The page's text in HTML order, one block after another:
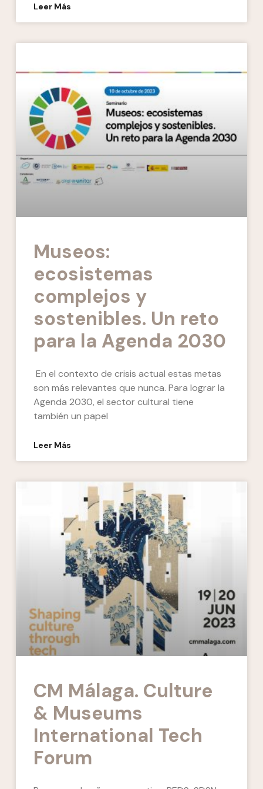
Leer Más
Museos:
ecosistemas
complejos y
sostenibles. Un reto
para la Agenda 2030
En el contexto de crisis actual estas metas
son más relevantes que nunca. Para lograr la
Agenda 2030, el sector cultural tiene
también un papel
Leer Más
CM Málaga. Culture
& Museums
International Tech
Forum